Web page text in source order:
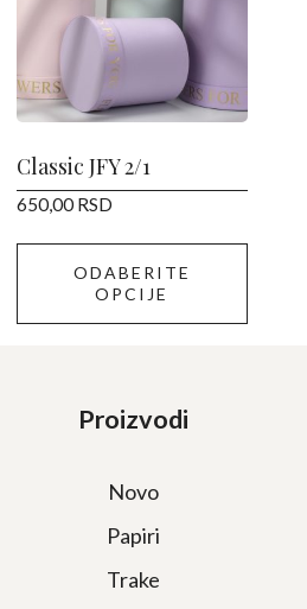
Classic JFY 2/1
650,00 RSD
ODABERITE
OPCIJE
varijanti.
mogu
biti
izabrane
na
Proizvodi
Novo
Papiri
Trake